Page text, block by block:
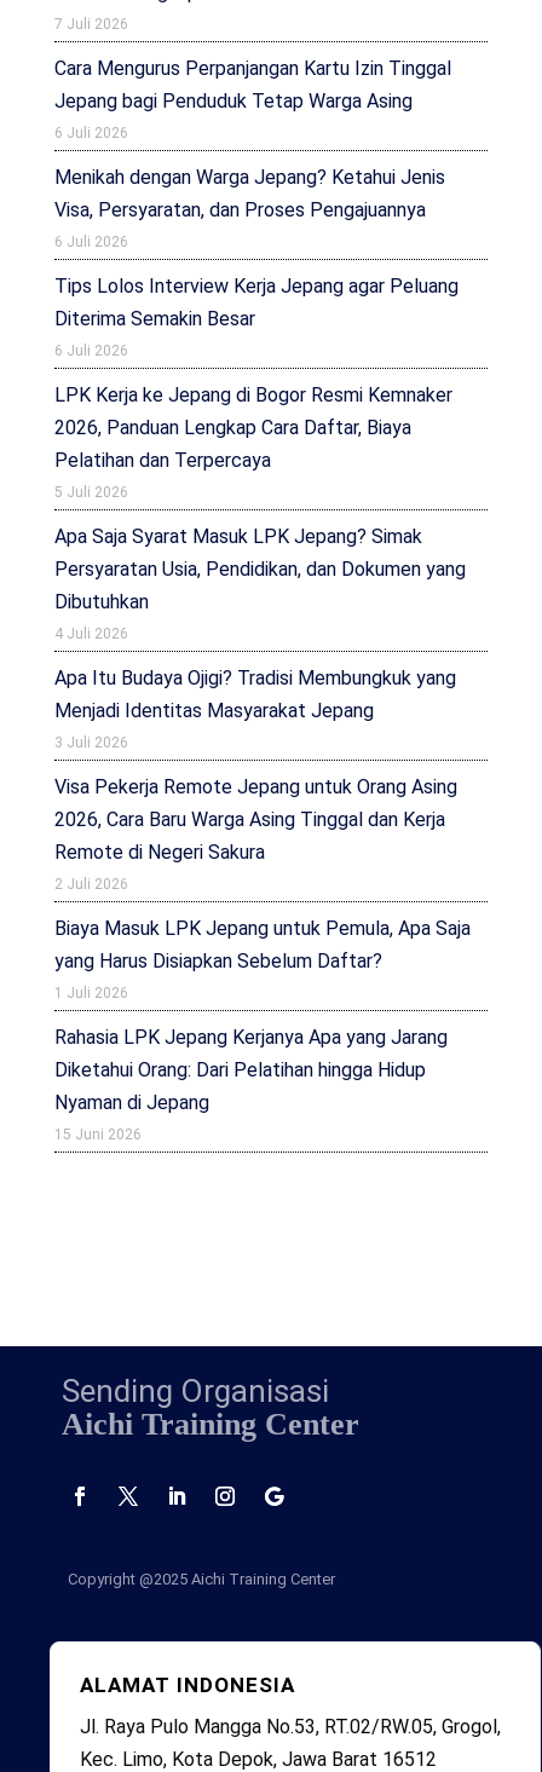
7 Juli 2026
Cara Mengurus Perpanjangan Kartu Izin Tinggal
Jepang bagi Penduduk Tetap Warga Asing
6 Juli 2026
Menikah dengan Warga Jepang? Ketahui Jenis
Visa, Persyaratan, dan Proses Pengajuannya
6 Juli 2026
Tips Lolos Interview Kerja Jepang agar Peluang
Diterima Semakin Besar
6 Juli 2026
LPK Kerja ke Jepang di Bogor Resmi Kemnaker
2026, Panduan Lengkap Cara Daftar, Biaya
Pelatihan dan Terpercaya
5 Juli 2026
Apa Saja Syarat Masuk LPK Jepang? Simak
Persyaratan Usia, Pendidikan, dan Dokumen yang
Dibutuhkan
4 Juli 2026
Apa Itu Budaya Ojigi? Tradisi Membungkuk yang
Menjadi Identitas Masyarakat Jepang
3 Juli 2026
Visa Pekerja Remote Jepang untuk Orang Asing
2026, Cara Baru Warga Asing Tinggal dan Kerja
Remote di Negeri Sakura
2 Juli 2026
Biaya Masuk LPK Jepang untuk Pemula, Apa Saja
yang Harus Disiapkan Sebelum Daftar?
1 Juli 2026
Rahasia LPK Jepang Kerjanya Apa yang Jarang
Diketahui Orang: Dari Pelatihan hingga Hidup
Nyaman di Jepang
15 Juni 2026
Sending Organisasi
Aichi Training Center
Copyright @2025 Aichi Training Center
ALAMAT INDONESIA
Jl. Raya Pulo Mangga No.53, RT.02/RW.05, Grogol,
Kec. Limo, Kota Depok, Jawa Barat 16512